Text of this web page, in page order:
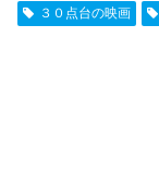
３０点台の映画